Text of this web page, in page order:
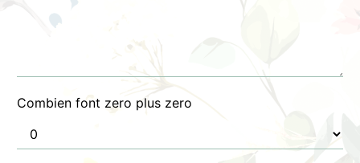
Combien font zero plus zero